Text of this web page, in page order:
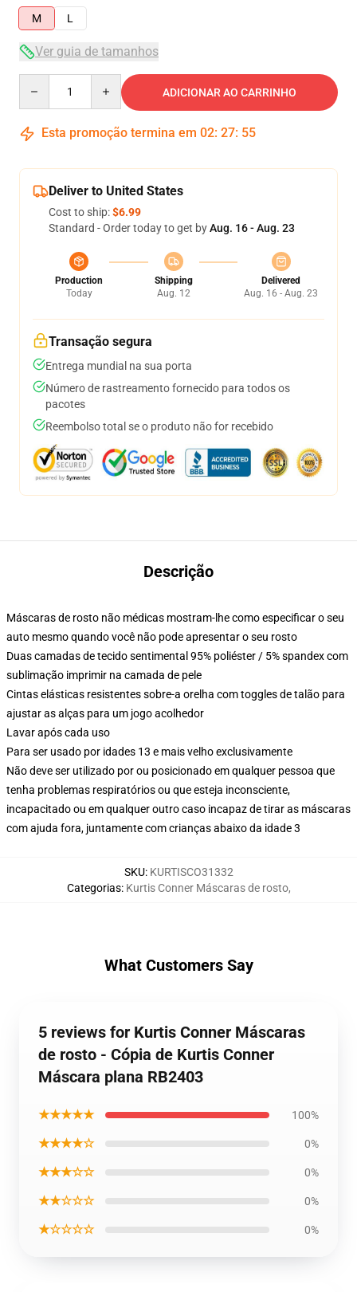
M
L
Ver guia de tamanhos
ADICIONAR AO CARRINHO
Esta promoção termina em 02: 27: 54
Deliver to United States
Cost to ship:$6.99
Standard - Order today to get byAug. 16 - Aug. 23
Production
Today
Shipping
Aug. 12
Delivered
Aug. 16 - Aug. 23
Transação segura
Entrega mundial na sua porta
Número de rastreamento fornecido para todos os
pacotes
Reembolso total se o produto não for recebido
Descrição
Máscaras de rosto não médicas mostram-lhe como especificar o seu
auto mesmo quando você não pode apresentar o seu rosto
Duas camadas de tecido sentimental 95% poliéster / 5% spandex com
sublimação imprimir na camada de pele
Cintas elásticas resistentes sobre-a orelha com toggles de talão para
ajustar as alças para um jogo acolhedor
Lavar após cada uso
Para ser usado por idades 13 e mais velho exclusivamente
Não deve ser utilizado por ou posicionado em qualquer pessoa que
tenha problemas respiratórios ou que esteja inconsciente,
incapacitado ou em qualquer outro caso incapaz de tirar as máscaras
com ajuda fora, juntamente com crianças abaixo da idade 3
SKU: KURTISCO31332
Categorias: Kurtis Conner Máscaras de rosto,
What Customers Say
5 reviews for Kurtis Conner Máscaras
de rosto - Cópia de Kurtis Conner
Máscara plana RB2403
★★★★★ 100%
★★★★☆ 0%
★★★☆☆ 0%
★★☆☆☆ 0%
★☆☆☆☆ 0%